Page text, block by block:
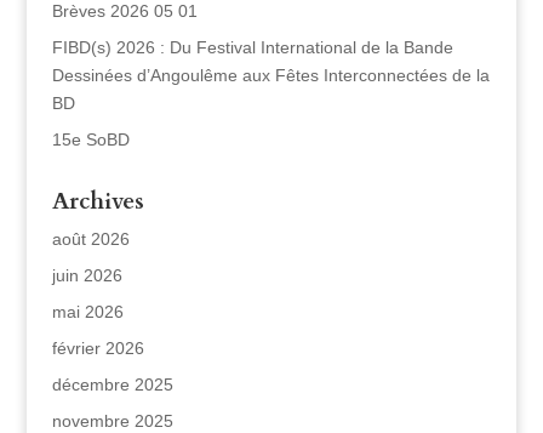
Brèves 2026 05 01
FIBD(s) 2026 : Du Festival International de la Bande
Dessinées d’Angoulême aux Fêtes Interconnectées de la
BD
15e SoBD
Archives
août 2026
juin 2026
mai 2026
février 2026
décembre 2025
novembre 2025